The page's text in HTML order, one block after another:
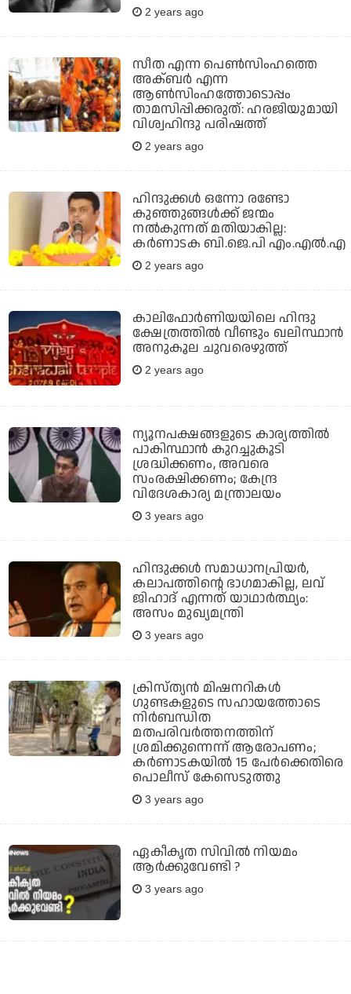
2 years ago
സീത എന്ന പെണ്‍സിംഹത്തെ
അക്ബര്‍ എന്ന
ആണ്‍സിംഹത്തോടൊപ്പം
താമസിപ്പിക്കരുത്: ഹരജിയുമായി
വിശ്വഹിന്ദു പരിഷത്ത്
2 years ago
ഹിന്ദുക്കൾ ഒന്നോ രണ്ടോ
കുഞ്ഞുങ്ങൾക്ക് ജന്മം
നൽകുന്നത് മതിയാകില്ല:
കർണാടക ബി.ജെ.പി എം.എൽ.എ
2 years ago
കാലിഫോർണിയയിലെ ഹിന്ദു
ക്ഷേത്രത്തിൽ വീണ്ടും ഖലിസ്ഥാൻ
അനുകൂല ചുവരെഴുത്ത്
2 years ago
ന്യൂനപക്ഷങ്ങളുടെ കാര്യത്തില്‍
പാകിസ്ഥാന്‍ കുറച്ചുകൂടി
ശ്രദ്ധിക്കണം, അവരെ
സംരക്ഷിക്കണം; കേന്ദ്ര
വിദേശകാര്യ മന്ത്രാലയം
3 years ago
ഹിന്ദുക്കള്‍ സമാധാനപ്രിയര്‍,
കലാപത്തിന്റെ ഭാഗമാകില്ല, ലവ്
ജിഹാദ് എന്നത് യാഥാര്‍ത്ഥ്യം:
അസം മുഖ്യമന്ത്രി
3 years ago
ക്രിസ്ത്യന്‍ മിഷനറികള്‍
ഗുണ്ടകളുടെ സഹായത്തോടെ
നിര്‍ബന്ധിത
മതപരിവര്‍ത്തനത്തിന്
ശ്രമിക്കുന്നെന്ന് ആരോപണം;
കര്‍ണാടകയില്‍ 15 പേര്‍ക്കെതിരെ
പൊലീസ് കേസെടുത്തു
3 years ago
ഏകീകൃത സിവില്‍ നിയമം
ആര്‍ക്കുവേണ്ടി ?
3 years ago